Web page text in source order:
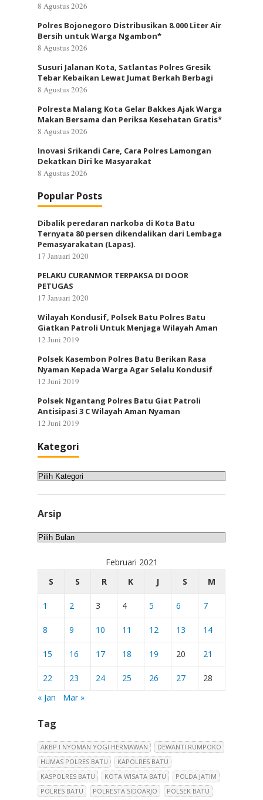
8 Agustus 2026
Polres Bojonegoro Distribusikan 8.000 Liter Air
Bersih untuk Warga Ngambon*
8 Agustus 2026
Susuri Jalanan Kota, Satlantas Polres Gresik
Tebar Kebaikan Lewat Jumat Berkah Berbagi
8 Agustus 2026
Polresta Malang Kota Gelar Bakkes Ajak Warga
Makan Bersama dan Periksa Kesehatan Gratis*
8 Agustus 2026
Inovasi Srikandi Care, Cara Polres Lamongan
Dekatkan Diri ke Masyarakat
8 Agustus 2026
Popular Posts
Dibalik peredaran narkoba di Kota Batu
Ternyata 80 persen dikendalikan dari Lembaga
Pemasyarakatan (Lapas).
17 Januari 2020
PELAKU CURANMOR TERPAKSA DI DOOR
PETUGAS
17 Januari 2020
Wilayah Kondusif, Polsek Batu Polres Batu
Giatkan Patroli Untuk Menjaga Wilayah Aman
12 Juni 2019
Polsek Kasembon Polres Batu Berikan Rasa
Nyaman Kepada Warga Agar Selalu Kondusif
12 Juni 2019
Polsek Ngantang Polres Batu Giat Patroli
Antisipasi 3 C Wilayah Aman Nyaman
12 Juni 2019
Kategori
Kategori
Arsip
Arsip
Februari 2021
S
S R K J S M
1 2 3 4 5 6 7
8 9 10 11 12 13 14
15 16 17 18 19 20 21
22 23 24 25 26 27
28
« Jan
Mar »
Tag
AKBP I NYOMAN YOGI HERMAWAN
DEWANTI RUMPOKO
HUMAS POLRES BATU
KAPOLRES BATU
KASPOLRES BATU
KOTA WISATA BATU
POLDA JATIM
POLRES BATU
POLRESTA SIDOARJO POLSEK BATU